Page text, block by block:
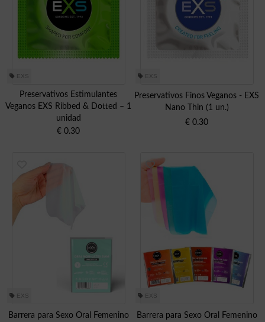
EXS
Preservativos Estimulantes
Veganos EXS Ribbed & Dotted – 1
unidad
€ 0.30
EXS
Preservativos Finos Veganos - EXS
Nano Thin (1 un.)
€ 0.30
EXS
Barrera para Sexo Oral Femenino
EXS
Barrera para Sexo Oral Femenino